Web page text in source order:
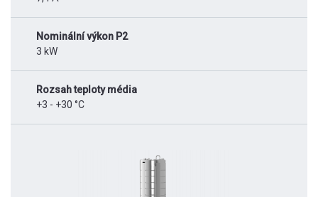
Nominální výkon P2
3 kW
Rozsah teploty média
+3 - +30 °C